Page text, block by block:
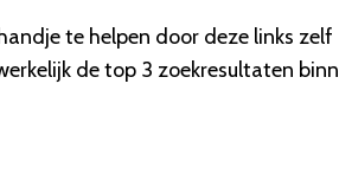
te helpen door deze links zelf
de top 3 zoekresultaten